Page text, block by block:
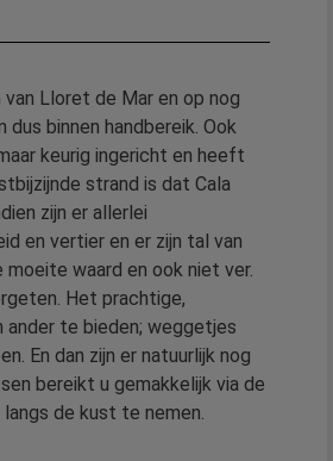
Lloret de Mar en op nog
binnen handbereik. Ook
keurig ingericht en heeft
strand is dat Cala
zijn er allerlei
en vertier en er zijn tal van
waard en ook niet ver.
Het prachtige,
te bieden; weggetjes
En dan zijn er natuurlijk nog
bereikt u gemakkelijk via de
de kust te nemen.